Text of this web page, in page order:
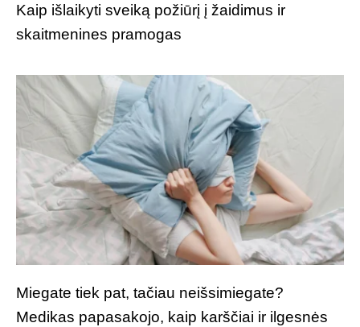
Kaip išlaikyti sveiką požiūrį į žaidimus ir
skaitmenines pramogas
Miegate tiek pat, tačiau neišsimiegate?
Medikas papasakojo, kaip karščiai ir ilgesnės